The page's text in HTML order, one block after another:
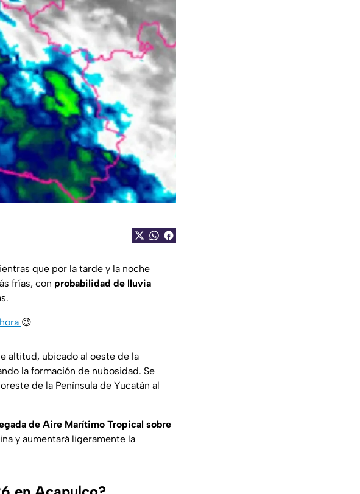
que por la tarde y la noche
frías, con probabilidad de lluvia
😉
altitud, ubicado al oeste de la
la formación de nubosidad. Se
de la Península de Yucatán al
de Aire Marítimo Tropical sobre
y aumentará ligeramente la